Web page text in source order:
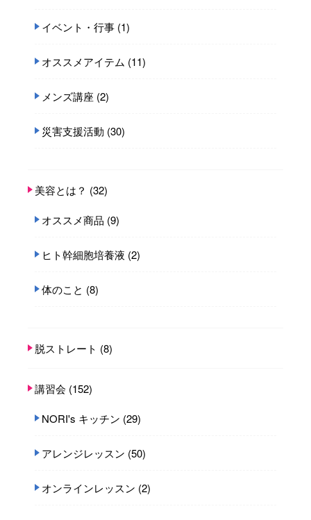
イベント・行事 (1)
オススメアイテム (11)
メンズ講座 (2)
災害支援活動 (30)
美容とは？ (32)
オススメ商品 (9)
ヒト幹細胞培養液 (2)
体のこと (8)
脱ストレート (8)
講習会 (152)
NORI's キッチン (29)
アレンジレッスン (50)
オンラインレッスン (2)